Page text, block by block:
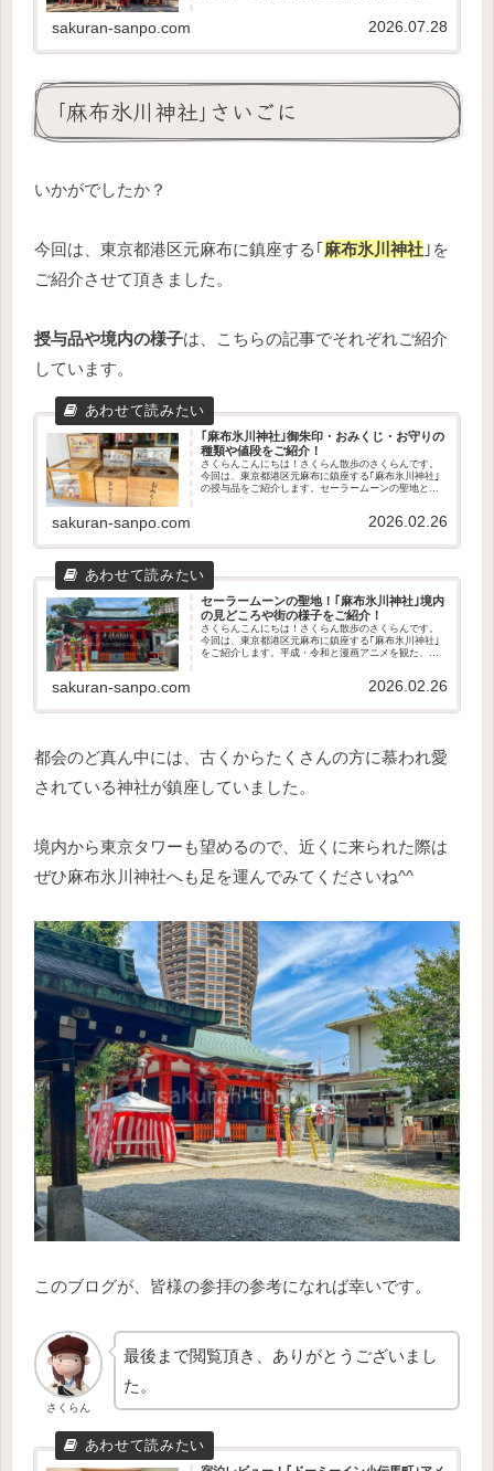
sakuran-sanpo.com 2026.07.28
｢麻布氷川神社｣さいごに
いかがでしたか？
今回は、東京都港区元麻布に鎮座する｢麻布氷川神社 ｣を
ご紹介させて頂きました。
授与品や境内の様子は、こちらの記事でそれぞれご紹介
しています。
｢麻布氷川神社｣御朱印・おみくじ・お守りの
種類や値段をご紹介！
さくらんこんにちは！さくらん散歩のさくらんです。
今回は、東京都港区元麻布に鎮座する｢麻布氷川神社｣
の授与品をご紹介します。セーラームーンの聖地とし
sakuran-sanpo.com 2026.02.26
セーラームーンの聖地！｢麻布氷川神社｣境内
の見どころや街の様子をご紹介！
さくらんこんにちは！さくらん散歩のさくらんです。
今回は、東京都港区元麻布に鎮座する｢麻布氷川神社｣
をご紹介します。平成・令和と漫画アニメを観た、セ
sakuran-sanpo.com 2026.02.26
都会のど真ん中には、古くからたくさんの方に慕われ愛
されている神社が鎮座していました。
境内から東京タワーも望めるので、近くに来られた際は
ぜひ麻布氷川神社へも足を運んでみてくださいね^^
このブログが、皆様の参拝の参考になれば幸いです。
さくらん
最後まで閲覧頂き、ありがとうございまし
た。